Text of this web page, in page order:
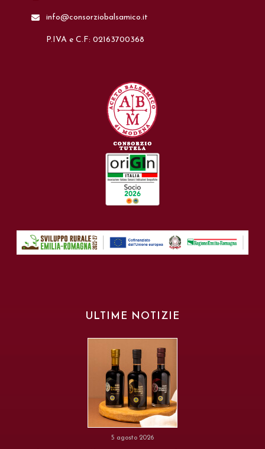
info@consorziobalsamico.it
P.IVA e C.F: 02163700368
ULTIME NOTIZIE
5 agosto 2026